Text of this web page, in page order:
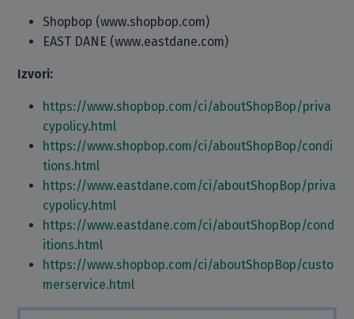
Shopbop (www.shopbop.com)
EAST DANE (www.eastdane.com)
Izvori:
https://www.shopbop.com/ci/aboutShopBop/priva
cypolicy.html
https://www.shopbop.com/ci/aboutShopBop/condi
tions.html
https://www.eastdane.com/ci/aboutShopBop/priva
cypolicy.html
https://www.eastdane.com/ci/aboutShopBop/cond
itions.html
https://www.shopbop.com/ci/aboutShopBop/custo
merservice.html